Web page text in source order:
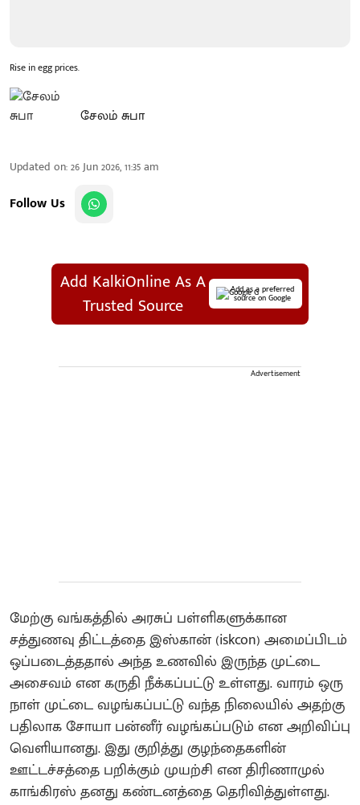
Rise in egg prices.
சேலம் சுபா
Updated on:26 Jun 2026, 11:35 am
Follow Us
Add KalkiOnline As A
Trusted Source
Add as a preferred
source on Google
Advertisement
மேற்கு வங்கத்தில் அரசுப் பள்ளிகளுக்கான
சத்துணவு திட்டத்தை இஸ்கான் (iskcon) அமைப்பிடம்
ஒப்படைத்ததால் அந்த உணவில் இருந்த முட்டை
அசைவம் என கருதி நீக்கப்பட்டு உள்ளது. வாரம் ஒரு
நாள் முட்டை வழங்கப்பட்டு வந்த நிலையில் அதற்கு
பதிலாக சோயா பன்னீர் வழங்கப்படும் என அறிவிப்பு
வெளியானது. இது குறித்து குழந்தைகளின்
ஊட்டச்சத்தை பறிக்கும் முயற்சி என திரிணாமுல்
காங்கிரஸ் தனது கண்டனத்தை தெரிவித்துள்ளது.